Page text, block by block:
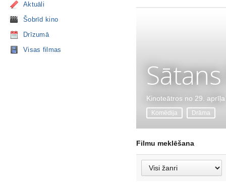
Aktuāli
Šobrīd kino
Drīzumā
Visas filmas
Kinoteātros no 29. aprīļa
Komēdija Drāma
Filmu meklēšana